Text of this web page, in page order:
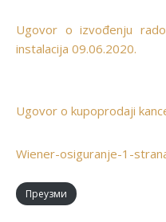
Ugovor o izvođenju
instalacija 09.06.2020.
Ugovor o kupoprodaji
Wiener-osiguranje-1-
Преузми